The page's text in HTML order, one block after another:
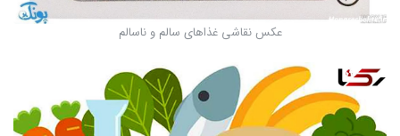
عکس نقاشی غذاهای سالم و ناسالم